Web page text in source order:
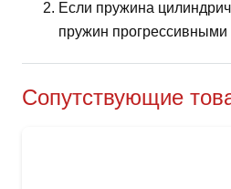
Если пружина
пружин прогрессивными
Сопутствующие